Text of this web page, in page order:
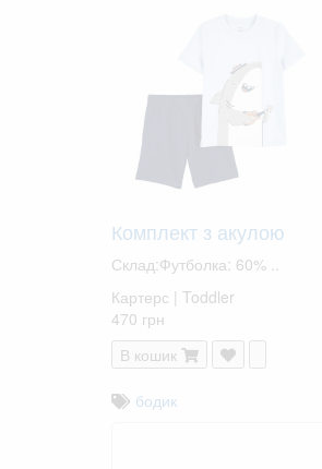
Комплект з акулою
Склад:Футболка: 60% ..
Картерс | Toddler
470 грн
В кошик
бодик